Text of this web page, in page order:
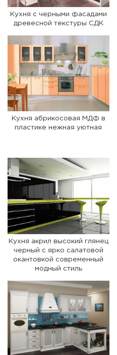
Кухня c черными фасадами
древесной текстуры СДК
Кухня абрикосовая МДФ в
пластике нежная уютная
Кухня акрил высокий глянец
черный с ярко салатовой
окантовкой современный
модный стиль